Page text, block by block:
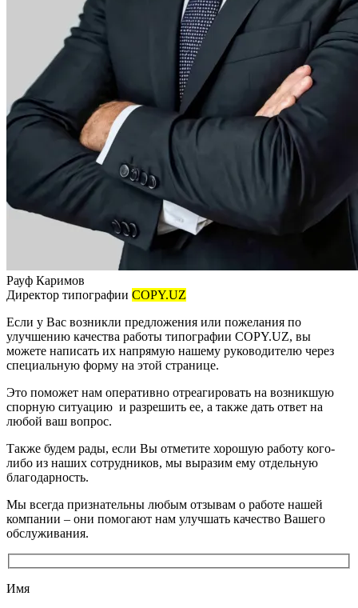
Рауф Каримов
Директор типографии COPY.UZ
Если у Вас возникли предложения или пожелания по
улучшению качества работы типографии COPY.UZ, вы
можете написать их напрямую нашему руководителю через
специальную форму на этой странице.
Это поможет нам оперативно отреагировать на возникшую
спорную ситуацию и разрешить ее, а также дать ответ на
любой ваш вопрос.
Также будем рады, если Вы отметите хорошую работу кого-
либо из наших сотрудников, мы выразим ему отдельную
благодарность.
Мы всегда признательны любым отзывам о работе нашей
компании – они помогают нам улучшать качество Вашего
обслуживания.
Имя